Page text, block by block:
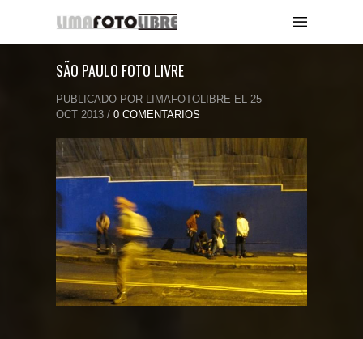
SÃO PAULO FOTO LIVRE
PUBLICADO POR LIMAFOTOLIBRE EL 25
OCT 2013 / 0 COMENTARIOS